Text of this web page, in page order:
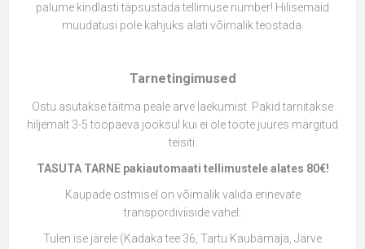
palume kindlasti täpsustada tellimuse number! Hilisemaid
muudatusi pole kahjuks alati võimalik teostada.
Tarnetingimused
Ostu asutakse täitma peale arve laekumist. Pakid tarnitakse
hiljemalt 3-5 tööpäeva jooksul kui ei ole toote juures märgitud
teisiti.
TASUTA TARNE pakiautomaati tellimustele alates 80€!
Kaupade ostmisel on võimalik valida erinevate
transpordiviiside vahel:
Tulen ise järele (Kadaka tee 36, Tartu Kaubamaja, Järve